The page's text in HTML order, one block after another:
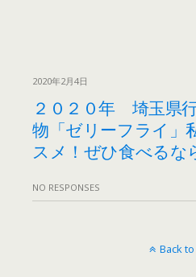
2020年2月4日
２０２０年 埼玉県
物「ゼリーフライ」
スメ！ぜひ食べるな
NO RESPONSES
Back